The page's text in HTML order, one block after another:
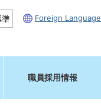
Foreign Language
職員採用情報